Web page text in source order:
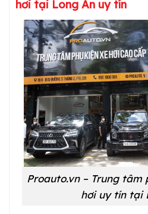
hơi tại Long An uy tín
Proauto.vn – Trung tâm
hơi uy tín tại